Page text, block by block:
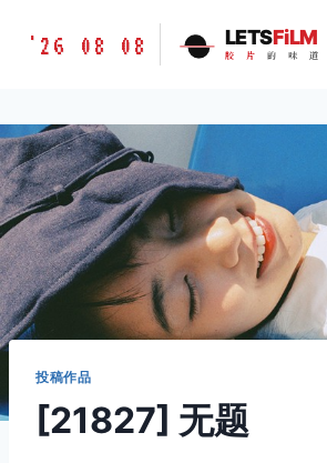
胶
味
道
LETSFILM
'26 08 08 LETSFiLM
胶 片 的 味 道
投稿作品
[21827] 无题